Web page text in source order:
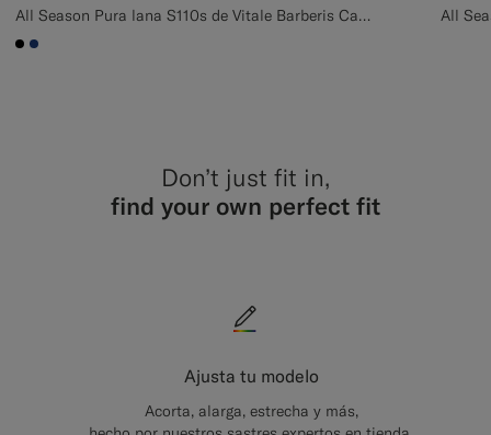
All Season Pura lana S110s de Vitale Barberis Canonico, Italia
#000000
#1C3D7A
Don’t just fit in,
find your own perfect fit
Ajusta tu modelo
Acorta, alarga, estrecha y más,